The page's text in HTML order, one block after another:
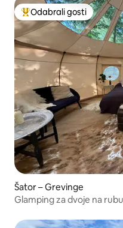
Među najviše rangiranima
Odabrali gosti
Šator – Grevinge
Glamping za dvoje na